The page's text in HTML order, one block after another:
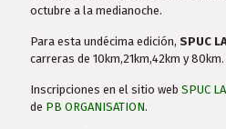
octubre a la medianoche.
Para esta undécima edición, SPUC
carreras de 10km,21km,42km y 80km.
Inscripciones en el sitio web SPUC
de PB ORGANISATION.